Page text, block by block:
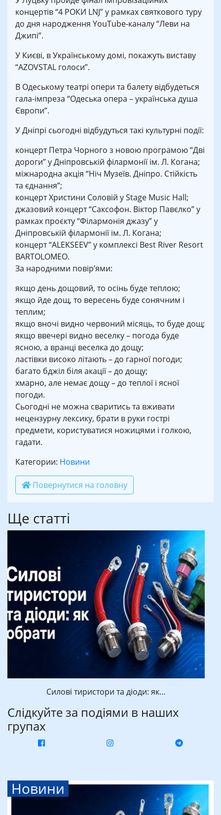
концертів “4 РОКИ LNJ” у рамках святкового туру
до дня народження YouTube-каналу “Леви на
Джипі”.
У Києві, в Українському домі, покажуть виставу
“AZOVSTAL голоси”.
В Одеському театрі опери та балету відбудеться
гала-імпреза “Одеська опера – українська душа
Європи”.
У Дніпрі сьогодні відбудуться такі культурні події:
концерт Петра Чорного з новою програмою “Дві
дороги” у Дніпровській філармонії ім. Л. Когана;
міжнародна акція “Ніч Музеїв. Дніпро. Стійкість
та єднання”;
концерт Христини Соловій у Stage Music Hall;
джазовий концерт “Саксофон. Віктор Павєлко” у
рамках проєкту “Філармонія джазу” у
Дніпровській філармонії ім. Л. Когана;
концерт “ALEKSEEV” у комплексі Best River Resort
BARTOLOMEO.
За народними повір’ями:
якщо день дощовий, то осінь буде теплою;
якщо йде дощ, то вересень буде сонячним і
теплим;
якщо вночі видно червоний місяць, то буде дощ;
якщо ввечері видно веселку – погода буде
ясною, а вранці веселка до дощу;
ластівки високо літають – до гарної погоди;
багато бджіл біля акації – до дощу;
хмарно, але немає дощу – до теплої і ясної
погоди.
Сьогодні не можна сваритись та вживати
нецензурну лексику, брати в руки гострі
предмети, користуватися ножицями і голкою,
гадати.
Категории: Новини
Повернутися на головну
Ще статті
Силові тиристори та діоди: як…
Слідкуйте за подіями в наших
групах
Новини